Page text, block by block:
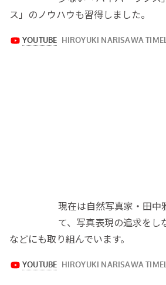
ス」のノウハウも習得しました。
現在は自然写真家・田中
て、写真表現の追求をし
などにも取り組んでいます。